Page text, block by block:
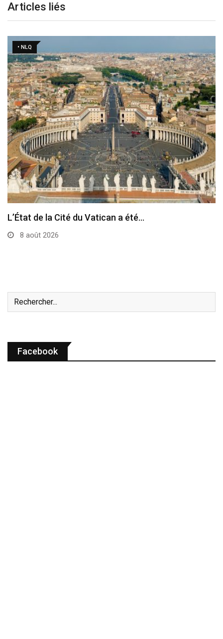
Articles liés
• NLQ
Le pape a célébré à Assise la messe…
7 août 2026
Facebook